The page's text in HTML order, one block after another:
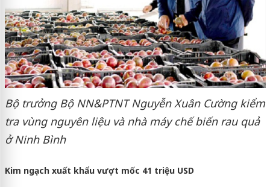
Bộ trưởng Bộ NN&PTNT Nguyễn Xuân Cường kiểm
tra vùng nguyên liệu và nhà máy chế biến rau quả
ở Ninh Bình
Kim ngạch xuất khẩu vượt mốc 41 triệu USD